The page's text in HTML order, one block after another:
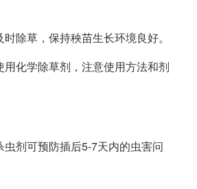
除草，保持秧苗生长环境良好。
化学除草剂，注意使用方法和剂
剂可预防插后5-7天内的虫害问